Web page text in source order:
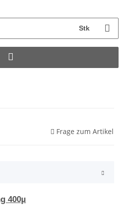
Stk
Frage zum Artikel
400µ